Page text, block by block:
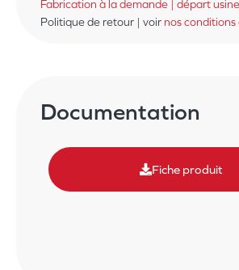
Fabrication à la demande | départ
Politique de retour | voir nos
Documentation
Fiche produit